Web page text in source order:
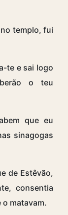
templo, fui
te e sai logo
o teu
que eu
sinagogas
de Estêvão,
consentia
matavam.